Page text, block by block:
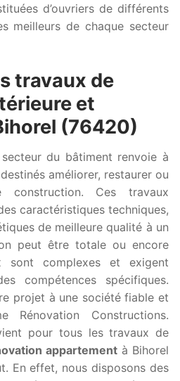
d’ouvriers de différents
meilleurs de chaque secteur
travaux de
et
(76420)
du bâtiment renvoie à
améliorer, restaurer ou
construction. Ces travaux
caractéristiques techniques,
de meilleure qualité à un
peut être totale ou encore
sont complexes et exigent
compétences spécifiques.
projet à une société fiable et
Rénovation Constructions.
pour tous les travaux de
appartement à Bihorel
En effet, nous disposons des